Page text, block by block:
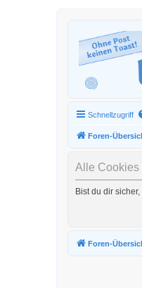
Schnellzugriff
Foren-
Alle Cookies
Bist du dir
Foren-